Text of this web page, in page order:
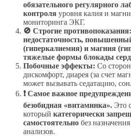
обязательного регулярного
контроля уровня калия и
мониторинга ЭКГ.
🚫 Строгие противопоказания:
недостаточность,
(гиперкалиемия) и магния
тяжелые формы блокады
Побочные эффекты: Со
дискомфорт, диарея (за счет
может вызывать седатацию,
❗ Самое важное
безобидная «витаминка». Это
который категорически
самостоятельно без
анализов.